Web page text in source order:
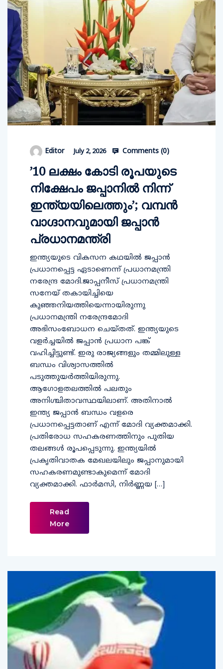
Editor July 2, 2026 Comments (0)
’10 ലക്ഷം കോടി രൂപയുടെ
നിക്ഷേപം ജപ്പാനിൽ നിന്ന്
ഇന്ത്യയിലെത്തും’; വമ്പൻ
വാ​ഗ്ദാനവുമായി ജപ്പാൻ
പ്രധാനമന്ത്രി
ഇന്ത്യയുടെ വികസന കഥയിൽ ജപ്പാൻ
പ്രധാനപ്പെട്ട ഏടാണെന്ന് പ്രധാനമന്ത്രി
നരേന്ദ്ര മോദി.ജാപ്പനീസ് പ്രധാനമന്ത്രി
സനേയ് തകായിച്ചിയെ
കുഞ്ഞനിയത്തിയെന്നായിരുന്നു
പ്രധാനമന്ത്രി നരേന്ദ്രമോദി
അഭിസംബോധന ചെയ്തത്. ഇന്ത്യയുടെ
വളർച്ചയിൽ ജപ്പാൻ പ്രധാന പങ്ക്
വഹിച്ചിട്ടുണ്ട്. ഇരു രാജ്യങ്ങളും തമ്മിലുള്ള
ബന്ധം വിശ്വാസത്തിൽ
പടുത്തുയർത്തിയിരുന്നു.
ആഗോളതലത്തിൽ പലതും
അനിശ്ചിതാവസ്ഥയിലാണ്. അതിനാൽ
ഇന്ത്യ ജപ്പാൻ ബന്ധം വളരെ
പ്രധാനപ്പെട്ടതാണ് എന്ന് മോദി വ്യക്തമാക്കി.
പ്രതിരോധ സഹകരണത്തിനും പുതിയ
തലങ്ങൾ രൂപപ്പെടുന്നു. ഇന്ത്യയിൽ
പ്രകൃതിവാതക മേഖലയിലും ജപ്പാനുമായി
സഹകരണമുണ്ടാകുമെന്ന് മോദി
വ്യക്തമാക്കി. ഫാർമസി, നിർണ്ണയ […]
Read
More